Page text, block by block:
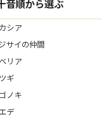
音順から選ぶ
シア
サイの仲間
リア
ギ
ノキ
デ